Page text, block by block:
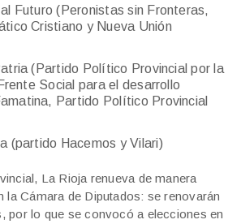
Futuro (Peronistas sin Fronteras,
Cristiano y Nueva Unión
(Partido Político Provincial por la
Social para el desarrollo
Partido Político Provincial
(partido Hacemos y Vilari)
La Rioja renueva de manera
la Cámara de Diputados: se renovarán
por lo que se convocó a elecciones en